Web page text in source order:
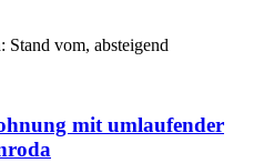
Stand vom, absteigend
mit umlaufender